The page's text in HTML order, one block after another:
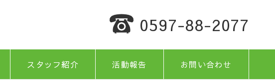
0597-88-2077
スタッフ紹介 活動報告 お問い合わせ